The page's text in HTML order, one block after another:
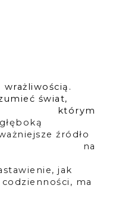
świat,
źródło
na
jak
ma